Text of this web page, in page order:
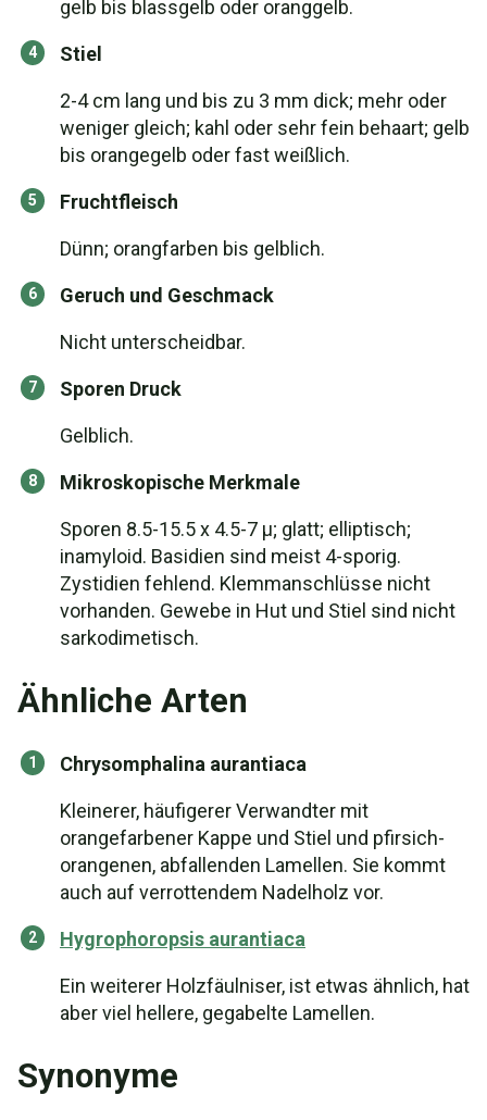
gelb bis blassgelb oder oranggelb.
Stiel
2-4 cm lang und bis zu 3 mm dick; mehr oder
weniger gleich; kahl oder sehr fein behaart; gelb
bis orangegelb oder fast weißlich.
Fruchtfleisch
Dünn; orangfarben bis gelblich.
Geruch und Geschmack
Nicht unterscheidbar.
Sporen Druck
Gelblich.
Mikroskopische Merkmale
Sporen 8.5-15.5 x 4.5-7 µ; glatt; elliptisch;
inamyloid. Basidien sind meist 4-sporig.
Zystidien fehlend. Klemmanschlüsse nicht
vorhanden. Gewebe in Hut und Stiel sind nicht
sarkodimetisch.
Ähnliche Arten
Chrysomphalina aurantiaca
Kleinerer, häufigerer Verwandter mit
orangefarbener Kappe und Stiel und pfirsich-
orangenen, abfallenden Lamellen. Sie kommt
auch auf verrottendem Nadelholz vor.
Hygrophoropsis aurantiaca
Ein weiterer Holzfäulniser, ist etwas ähnlich, hat
aber viel hellere, gegabelte Lamellen.
Synonyme